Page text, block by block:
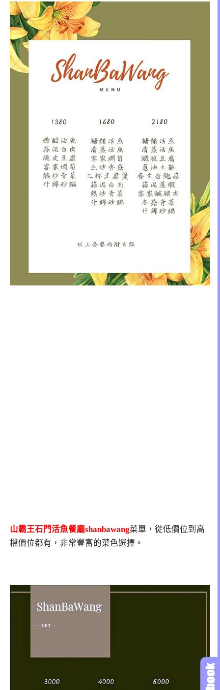
山霸王石門活魚餐廳shanbawang菜單，從低價位到高
檔價位都有，非常豐富的菜色選擇。